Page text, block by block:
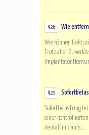
926 Wie
Wie können
Trotz aller
923
Sofortbelastung
einer kontrollierten
dental implants:...